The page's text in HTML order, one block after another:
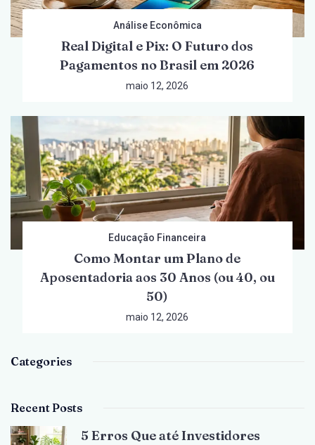
Análise Econômica
Real Digital e Pix: O Futuro dos
Pagamentos no Brasil em 2026
maio 12, 2026
Educação Financeira
Como Montar um Plano de
Aposentadoria aos 30 Anos (ou 40, ou
50)
maio 12, 2026
Categories
Recent Posts
5 Erros Que até Investidores